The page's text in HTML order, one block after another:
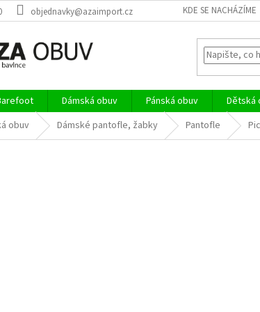
objednavky@azaimport.cz KDE SE NACHÁZÍME
Dámská obuv Pánská obuv Dětská
obuv Dámské pantofle, žabky Pantofle